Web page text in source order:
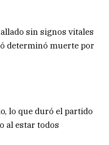
sin signos vitales
determinó muerte por
lo que duró el partido
al estar todos